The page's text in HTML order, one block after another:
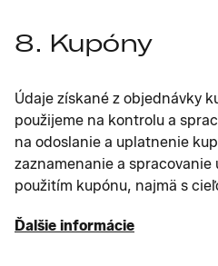
8. Kupóny
Údaje získané z objednávky
použijeme na kontrolu a
na odoslanie a uplatnenie
zaznamenanie a spracovanie
použitím kupónu, najmä s
Ďalšie informácie